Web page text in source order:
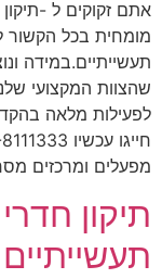
אתם זקוקים ל -
מומחית בכל הקשור
תעשייתיים.במידה
שהצוות המקצועי
לפעילות מלאה
מפעלים ומרכזים
תיקון
תעשייתיים